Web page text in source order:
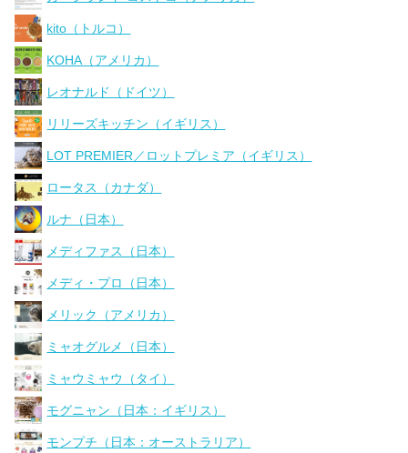
kito（トルコ）
KOHA（アメリカ）
レオナルド（ドイツ）
リリーズキッチン（イギリス）
LOT PREMIER／ロットプレミア（イギリス）
ロータス（カナダ）
ルナ（日本）
メディファス（日本）
メディ・プロ（日本）
メリック（アメリカ）
ミャオグルメ（日本）
ミャウミャウ（タイ）
モグニャン（日本：イギリス）
モンプチ（日本：オーストラリア）